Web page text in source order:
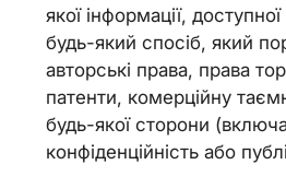
якої інформації,
будь-який спосіб, який
авторські права, права
патенти, комерційну
будь-якої сторони
конфіденційність або